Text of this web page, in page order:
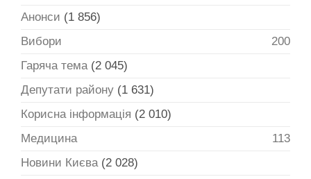
Анонси (1 856)
Вибори
200
Гаряча тема (2 045)
Депутати району (1 631)
Корисна інформація (2 010)
Медицина
113
Новини Києва (2 028)